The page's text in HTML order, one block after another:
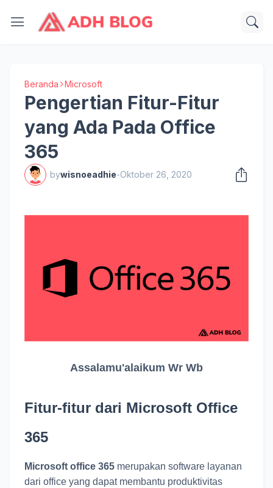
Beranda Microsoft
Pengertian Fitur-Fitur
yang Ada Pada Office
365
bywisnoeadhie-Oktober 26, 2020
Assalamu'alaikum Wr Wb
Fitur-fitur dari Microsoft Office
365
Microsoft office 365 merupakan software layanan
dari office yang dapat membantu produktivitas